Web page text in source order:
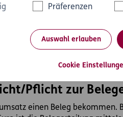
Präferenzen
Auswahl erlauben
Cookie
Kalenderjahres, für den der
betreffen, beträgt die Frist 12
können Sie Ausgaben
Zwecke müssen Sie dann
informiert Sie Ihr
Pflicht zur
einen Beleg